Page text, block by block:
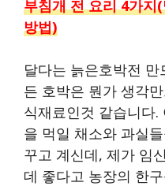
부침개 전 요리 4가지
방법)
달다는 늙은호박전
든 호박은 뭔가 생각
식재료인것 같습니다
을 먹일 채소와 과실
꾸고 계신데, 제가 임
데 좋다고 농장의 한